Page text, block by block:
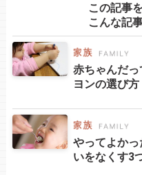
この記事
こんな記
赤ちゃんだ
ヨンの選び方
やってよか
いをなくす3